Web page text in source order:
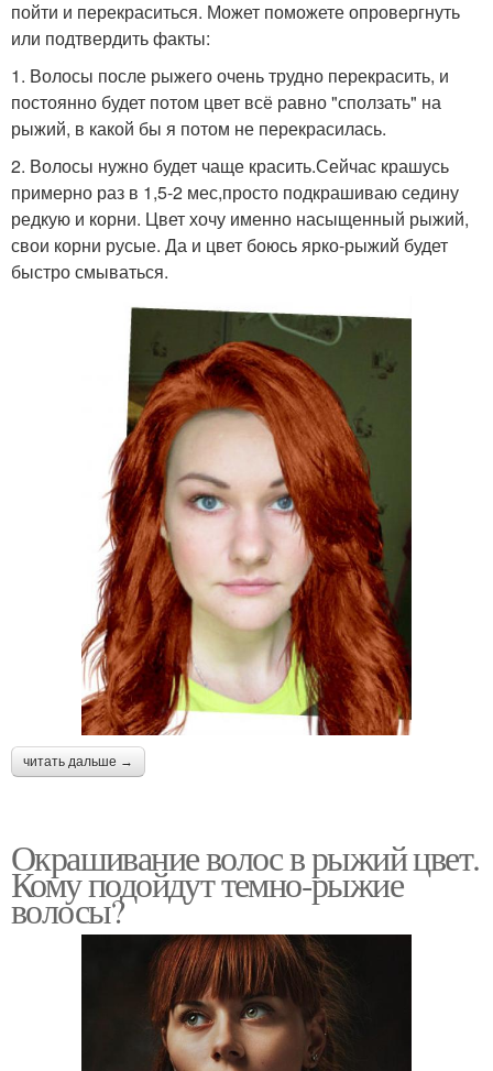
пойти и перекраситься. Может поможете опровергнуть
или подтвердить факты:
1. Волосы после рыжего очень трудно перекрасить, и
постоянно будет потом цвет всё равно "сползать" на
рыжий, в какой бы я потом не перекрасилась.
2. Волосы нужно будет чаще красить.Сейчас крашусь
примерно раз в 1,5-2 мес,просто подкрашиваю седину
редкую и корни. Цвет хочу именно насыщенный рыжий,
свои корни русые. Да и цвет боюсь ярко-рыжий будет
быстро смываться.
читать дальше →
Окрашивание волос в рыжий цвет.
Кому подойдут темно-рыжие
волосы?